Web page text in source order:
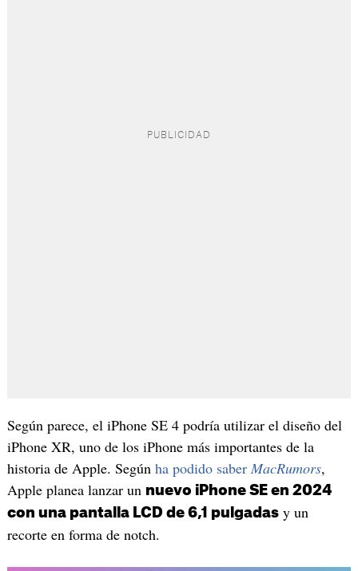
Según parece, el iPhone SE 4 podría utilizar el diseño del
iPhone XR, uno de los iPhone más importantes de la
historia de Apple. Según ha podido saber MacRumors,
Apple planea lanzar un nuevo iPhone SE en 2024
con una pantalla LCD de 6,1 pulgadasy un
recorte en forma de notch.